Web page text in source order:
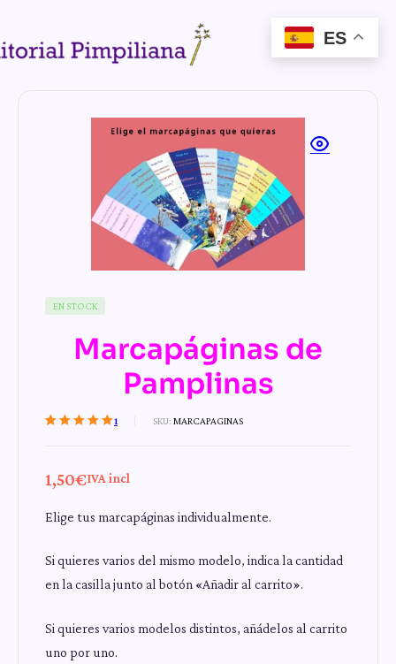
EN STOCK
Marcapáginas de
Pamplinas
valoración de un
1 SKU: MARCAPAGINAS
1,50€IVA incl
Elige tus marcapáginas individualmente.
Si quieres varios del mismo modelo, indica la cantidad
en la casilla junto al botón «Añadir al carrito».
Si quieres varios modelos distintos, añádelos al carrito
uno por uno.
ES